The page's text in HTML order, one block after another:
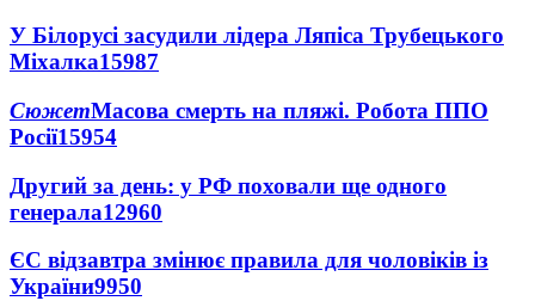
У Білорусі засудили лідера Ляпіса Трубецького
Міхалка15987
СюжетМасова смерть на пляжі. Робота ППО
Росії15954
Другий за день: у РФ поховали ще одного
генерала12960
ЄС відзавтра змінює правила для чоловіків із
України9950